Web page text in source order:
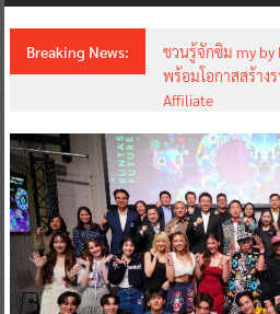
Breaking News:
ชวนรู้จักซิม my by
พร้อมโอกาสสร้าง
Affiliate